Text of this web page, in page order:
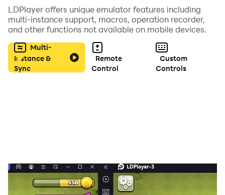
最大5チームの戦車を編成した小隊で試合開始！
「指示コマンド」でチームの行動を決めて勝利に導け！
■ゲームオリジナルの描き下ろしイラスト！
ゲームオリジナルの描き下ろしイラストあり!
普段見られない衣装の生徒は必見です!
=============================
ゲーム詳細
LDPlayer offers unique emulator features including
multi-instance support, macros, operation recorder,
and other functions not available on mobile devices.
Multi-
Instance &
Sync
Remote
Control
Custom
Controls